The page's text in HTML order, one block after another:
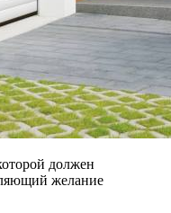
должен
желание